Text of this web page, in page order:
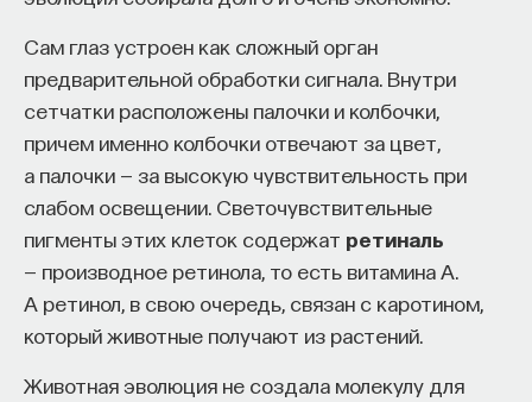
Сам глаз устроен как сложный орган
предварительной обработки сигнала. Внутри
сетчатки расположены палочки и колбочки,
причем именно колбочки отвечают за цвет,
а палочки — за высокую чувствительность при
слабом освещении. Светочувствительные
пигменты этих клеток содержат ретиналь
— производное ретинола, то есть витамина А.
А ретинол, в свою очередь, связан с каротином,
который животные получают из растений.
Животная эволюция не создала молекулу для
университет способен быть субъектом —
не просто выполнять внешний заказ,
а самостоятельно выбирать, на какое будущее
он работает. У него должна быть собственная
позиция: сначала определить, какое будущее
он хочет создавать, а затем разворачивать это
в своей деятельности. Когда университет
работает только под заказ, он занимает совсем
другую роль. У классического университета есть
редкая возможность — мыслить на длинной
дистанции и реально влиять на будущее: на то,